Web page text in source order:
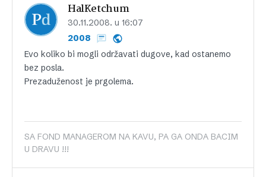
HalKetchum
30.11.2008. u 16:07
2008
Evo koliko bi mogli održavati dugove, kad ostanemo
bez posla.
Prezaduženost je prgolema.
SA FOND MANAGEROM NA KAVU, PA GA ONDA BACIM
U DRAVU !!!